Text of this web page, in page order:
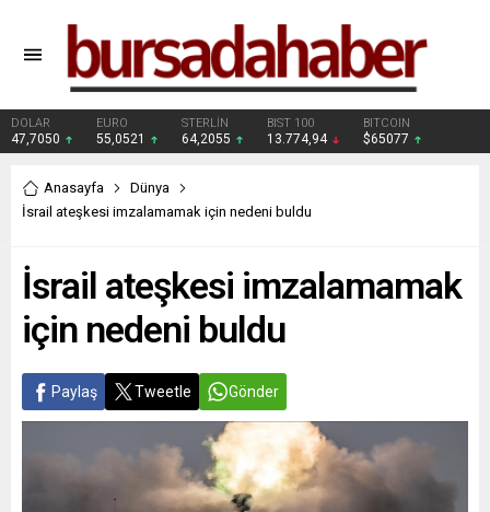
DOLAR
47,7050
EURO
55,0521
STERLİN
64,2055
BIST 100
13.774,94
BITCOIN
$65077
Anasayfa
Dünya
İsrail ateşkesi imzalamamak için nedeni buldu
İsrail ateşkesi imzalamamak
için nedeni buldu
Paylaş Tweetle Gönder